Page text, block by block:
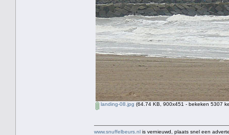
landing-08.jpg (64.74 KB, 900x451 - bekeken 5307
www.snuffelbeurs.nl is vernieuwd, plaats snel een